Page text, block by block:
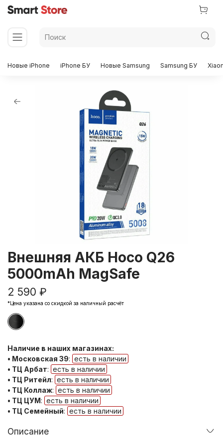
Новые iPhone iPhone БУ Новые Samsung Samsung БУ
Внешняя АКБ Hoco Q26
5000mAh MagSafe
2 590 ₽
*Цена указана со скидкой за наличный расчёт
Наличие в наших магазинах:
• Московская 39: есть в наличии
• ТЦ Арбат: есть в наличии
• ТЦ Ритейл: есть в наличии
• ТЦ Коллаж: есть в наличии
• ТЦ ЦУМ: есть в наличии
• ТЦ Семейный: есть в наличии
Описание